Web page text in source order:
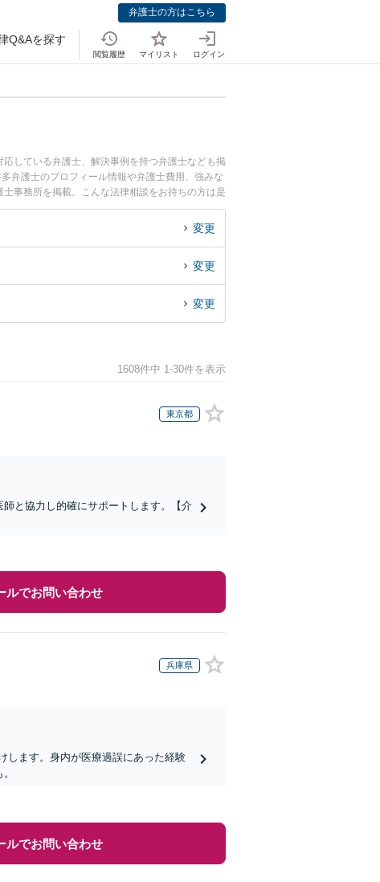
弁護士の方はこちら
Q&Aを探す
閲覧履歴 マイリスト ログイン
している弁護士、解決事例を持つ弁護士なども掲
弁護士のプロフィール情報や弁護士費用、強みな
事務所を掲載。こんな法律相談をお持ちの方は是
付金のトラブル解決の実績豊富な大阪の弁護士を
談者さんにおすすめです。
変更
変更
変更
1608件中 1-30件を表示
東京都
と協力し的確にサポートします。【介
ルでお問い合わせ
兵庫県
します。身内が医療過誤にあった経験
ルでお問い合わせ